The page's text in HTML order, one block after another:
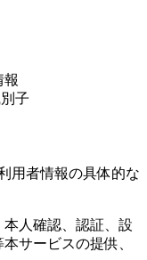
報
子
用者情報の具体的な
人確認、認証、設
サービスの提供、